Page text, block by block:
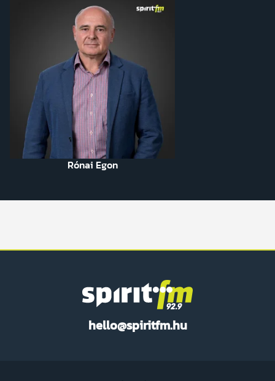
Rónai Egon
hello@spiritfm.hu
FM